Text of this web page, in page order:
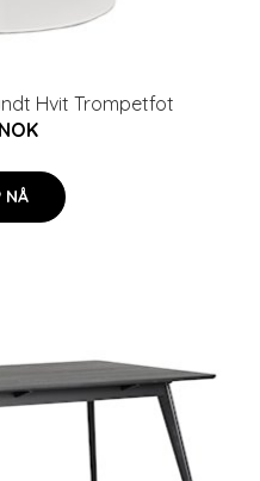
Hvit Trompetfot
NÅ